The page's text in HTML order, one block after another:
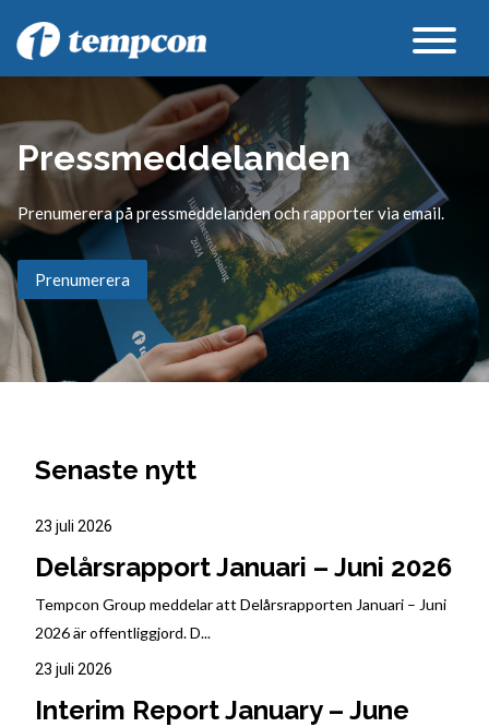
Pressmeddelanden
Prenumerera på pressmeddelanden och rapporter via email.
Prenumerera
Senaste nytt
23 juli 2026
Delårsrapport Januari – Juni 2026
Tempcon Group meddelar att Delårsrapporten Januari – Juni
2026 är offentliggjord. D...
23 juli 2026
Interim Report January – June